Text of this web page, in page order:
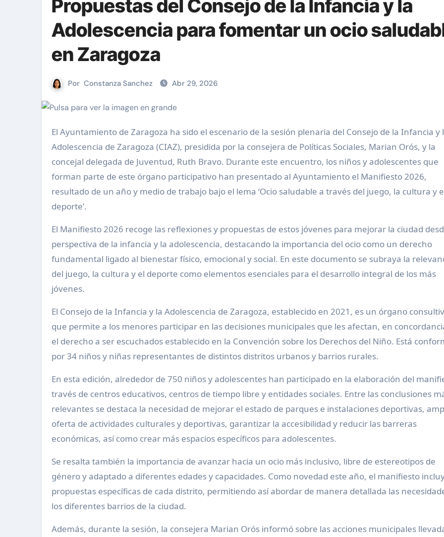
Propuestas del Consejo de la Infancia y la
Adolescencia para fomentar un ocio
en Zaragoza
Por Constanza Sanchez Abr 29, 2026
El Ayuntamiento de Zaragoza ha sido el escenario de la sesión plenaria del Consejo de la Infancia y la
Adolescencia de Zaragoza (CIAZ), presidida por la consejera de Políticas Sociales, Marian Orós, y la
concejal delegada de Juventud, Ruth Bravo. Durante este encuentro, los niños y adolescentes que
forman parte de este órgano participativo han presentado al Ayuntamiento el Manifiesto 2026,
resultado de un año y medio de trabajo bajo el lema ‘Ocio saludable a través del juego, la cultura y
deporte’.
El Manifiesto 2026 recoge las reflexiones y propuestas de estos jóvenes para mejorar la ciudad
perspectiva de la infancia y la adolescencia, destacando la importancia del ocio como un derecho
fundamental ligado al bienestar físico, emocional y social. En este documento se subraya la
del juego, la cultura y el deporte como elementos esenciales para el desarrollo integral de los más
jóvenes.
El Consejo de la Infancia y la Adolescencia de Zaragoza, establecido en 2021, es un órgano
que permite a los menores participar en las decisiones municipales que les afectan, en
el derecho a ser escuchados establecido en la Convención sobre los Derechos del Niño. Está
por 34 niños y niñas representantes de distintos distritos urbanos y barrios rurales.
En esta edición, alrededor de 750 niños y adolescentes han participado en la elaboración del
través de centros educativos, centros de tiempo libre y entidades sociales. Entre las conclusiones
relevantes se destaca la necesidad de mejorar el estado de parques e instalaciones deportivas,
oferta de actividades culturales y deportivas, garantizar la accesibilidad y reducir las barreras
económicas, así como crear más espacios específicos para adolescentes.
Se resalta también la importancia de avanzar hacia un ocio más inclusivo, libre de estereotipos de
género y adaptado a diferentes edades y capacidades. Como novedad este año, el manifiesto
propuestas específicas de cada distrito, permitiendo así abordar de manera detallada las
los diferentes barrios de la ciudad.
Además, durante la sesión, la consejera Marian Orós informó sobre las acciones municipales